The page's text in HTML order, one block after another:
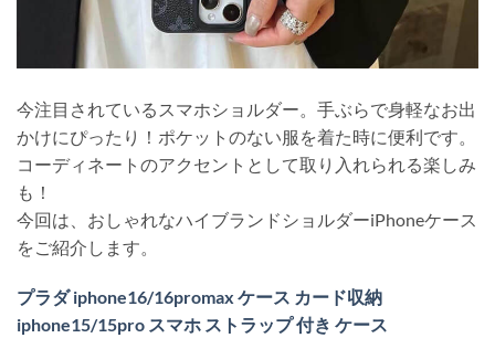
今注目されているスマホショルダー。手ぶらで身軽なお出
かけにぴったり！ポケットのない服を着た時に便利です。
コーディネートのアクセントとして取り入れられる楽しみ
も！
今回は、おしゃれなハイブランドショルダーiPhoneケース
をご紹介します。
プラダ iphone16/16promax ケース カード収納
iphone15/15pro スマホ ストラップ 付き ケース